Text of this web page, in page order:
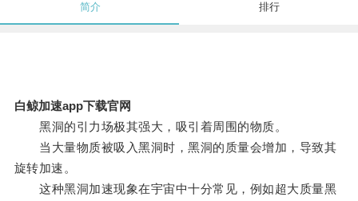
简介 排行
白鲸加速app下载官网
黑洞的引力场极其强大，吸引着周围的物质。
当大量物质被吸入黑洞时，黑洞的质量会增加，导致其
旋转加速。
这种黑洞加速现象在宇宙中十分常见，例如超大质量黑